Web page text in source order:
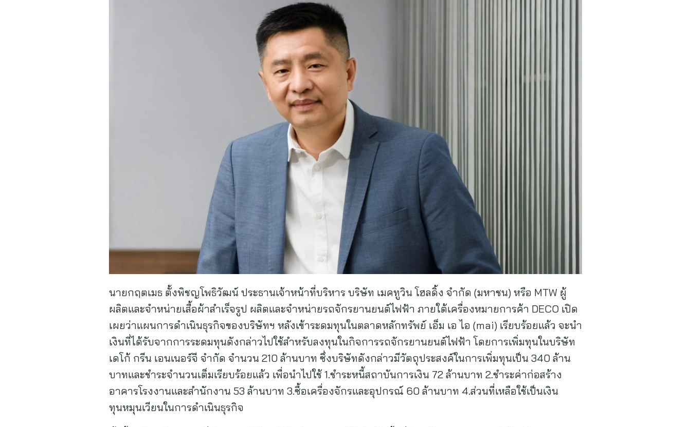
นายกฤตเมธ ตั้งพิชญโพธิวัฒน์ ประธานเจ้าหน้าที่บริหาร บริษัท เมคทูวิน โฮลดิ้ง จำกัด (มหาชน) หรือ MTW ผู้
ผลิตและจำหน่ายเสื้อผ้าสำเร็จรูป ผลิตและจำหน่ายรถจักรยานยนต์ไฟฟ้า ภายใต้เครื่องหมายการค้า DECO เปิด
เผยว่าแผนการดำเนินธุรกิจของบริษัทฯ หลังเข้าระดมทุนในตลาดหลักทรัพย์ เอ็ม เอ ไอ (mai) เรียบร้อยแล้ว จะนำ
เงินที่ได้รับจากการระดมทุนดังกล่าวไปใช้สำหรับลงทุนในกิจการรถจักรยานยนต์ไฟฟ้า โดยการเพิ่มทุนในบริษัท
เดโก้ กรีน เอนเนอร์จี จำกัด จำนวน 210 ล้านบาท ซึ่งบริษัทดังกล่าวมีวัตถุประสงค์ในการเพิ่มทุนเป็น 340 ล้าน
บาทและชำระจำนวนเต็มเรียบร้อยแล้ว เพื่อนำไปใช้ 1.ชำระหนี้สถาบันการเงิน 72 ล้านบาท 2.ชำระค่าก่อสร้าง
อาคารโรงงานและสำนักงาน 53 ล้านบาท 3.ซื้อเครื่องจักรและอุปกรณ์ 60 ล้านบาท 4.ส่วนที่เหลือใช้เป็นเงิน
ทุนหมุนเวียนในการดำเนินธุรกิจ